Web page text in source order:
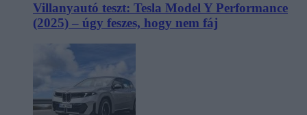
Villanyautó teszt: Tesla Model Y Performance
(2025) – úgy feszes, hogy nem fáj